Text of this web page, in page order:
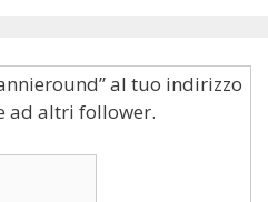
al tuo indirizzo
ad altri follower.